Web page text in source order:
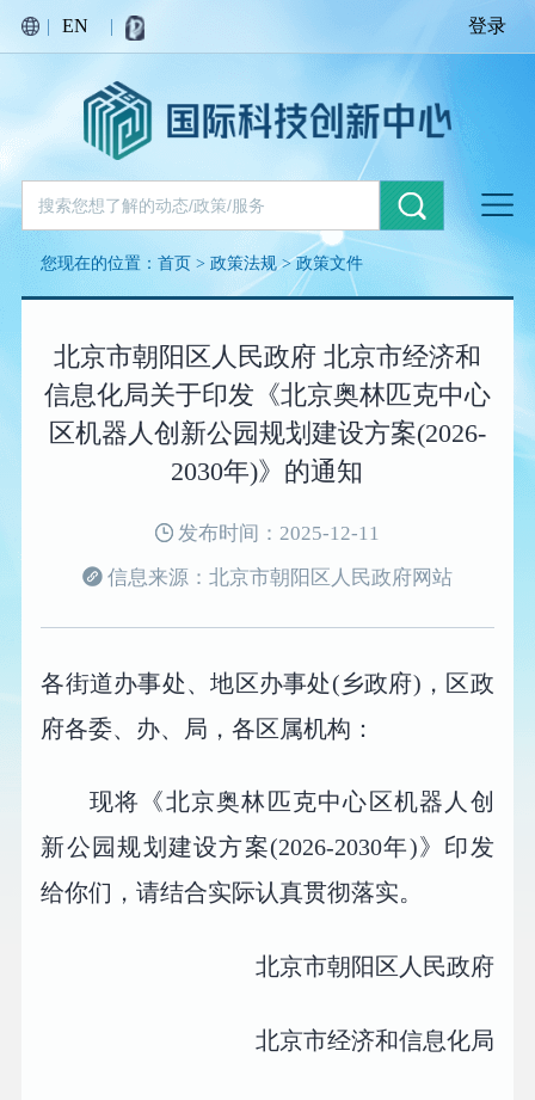
| EN | 登录
您现在的位置：首页 >政策法规>政策文件
北京市朝阳区人民政府 北京市经济和
信息化局关于印发《北京奥林匹克中心
区机器人创新公园规划建设方案(2026-
2030年)》的通知
发布时间：2025-12-11
信息来源：北京市朝阳区人民政府网站
各街道办事处、地区办事处(乡政府)，区政
府各委、办、局，各区属机构：
现将《北京奥林匹克中心区机器人创
新公园规划建设方案(2026-2030年)》印发
给你们，请结合实际认真贯彻落实。
北京市朝阳区人民政府
北京市经济和信息化局